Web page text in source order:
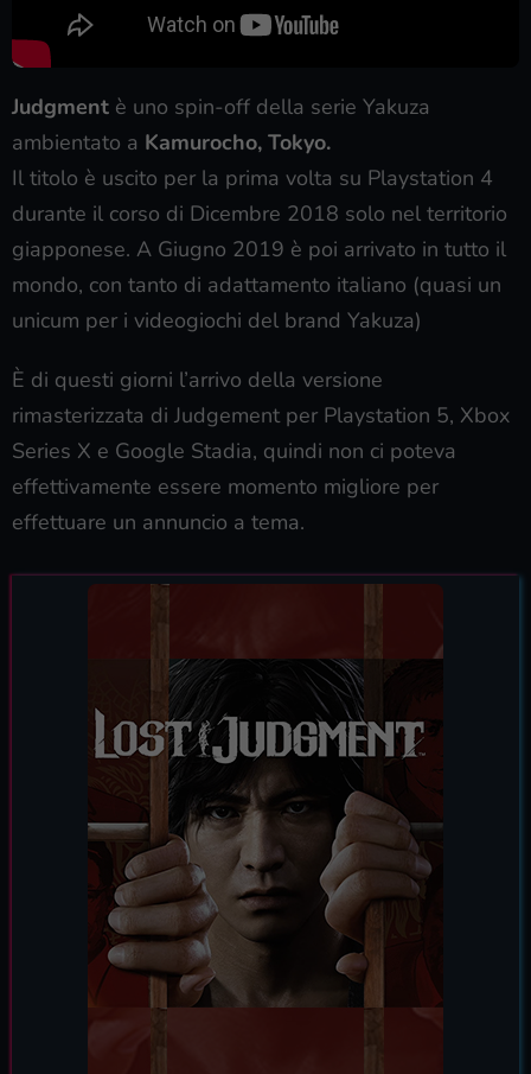
Judgment è uno spin-off della serie Yakuza
ambientato a Kamurocho, Tokyo.
Il titolo è uscito per la prima volta su Playstation 4
durante il corso di Dicembre 2018 solo nel territorio
giapponese. A Giugno 2019 è poi arrivato in tutto il
mondo, con tanto di adattamento italiano (quasi un
unicum per i videogiochi del brand Yakuza)
È di questi giorni l’arrivo della versione
rimasterizzata di Judgement per Playstation 5, Xbox
Series X e Google Stadia, quindi non ci poteva
effettivamente essere momento migliore per
effettuare un annuncio a tema.